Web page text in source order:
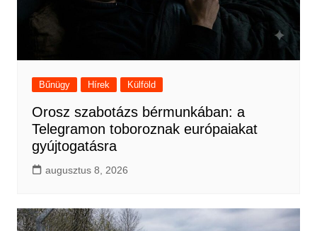
Bűnügy Hírek Külföld
Orosz szabotázs bérmunkában: a
Telegramon toboroznak európaiakat
gyújtogatásra
augusztus 8, 2026